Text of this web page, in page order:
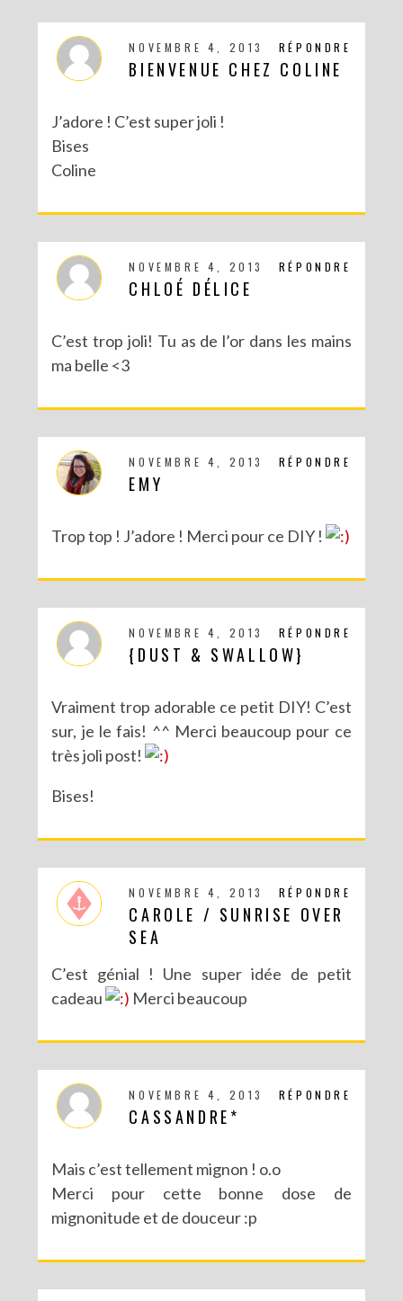
RÉPONDRE
NOVEMBRE 4, 2013
BIENVENUE CHEZ COLINE
J’adore ! C’est super joli !
Bises
Coline
RÉPONDRE
NOVEMBRE 4, 2013
CHLOÉ DÉLICE
C’est trop joli! Tu as de l’or dans les mains
ma belle <3
RÉPONDRE
NOVEMBRE 4, 2013
EMY
Trop top ! J’adore ! Merci pour ce DIY !
RÉPONDRE
NOVEMBRE 4, 2013
{DUST & SWALLOW}
Vraiment trop adorable ce petit DIY! C’est
sur, je le fais! ^^ Merci beaucoup pour ce
très joli post!
Bises!
RÉPONDRE
NOVEMBRE 4, 2013
CAROLE / SUNRISE OVER
SEA
C’est génial ! Une super idée de petit
cadeau
Merci beaucoup
RÉPONDRE
NOVEMBRE 4, 2013
CASSANDRE*
Mais c’est tellement mignon ! o.o
Merci pour cette bonne dose de
mignonitude et de douceur :p